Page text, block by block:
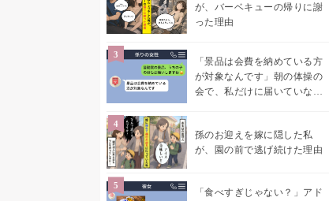
が、バーベキューの帰りに謝
った理由
「景品は会費を納めている方
が対象なんです」朝の体操の
会で、私だけに届いていなか
孫のお迎えを嫁に隠した私
が、園の前で逃げ続けた理由
「食べすぎじゃない？」アド